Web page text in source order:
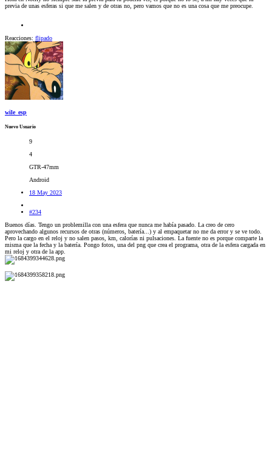
previa de unas esferas si que me salen y de otras no, pero vamos que no es una cosa que me preocupe.
Reacciones: flipado
wile_esp
Nuevo Usuario
9
4
GTR-47mm
Android
18 May 2023
#234
Buenos días. Tengo un problemilla con una esfera que nunca me había pasado. La creo de cero
aprovechando algunos recursos de otras (números, batería...) y al empaquetar no me da error y se ve todo.
Pero la cargo en el reloj y no salen pasos, km, calorías ni pulsaciones. La fuente no es porque comparte la
misma que la fecha y la batería. Pongo fotos, una del png que crea el programa, otra de la esfera cargada en
mi reloj y otra de la app.